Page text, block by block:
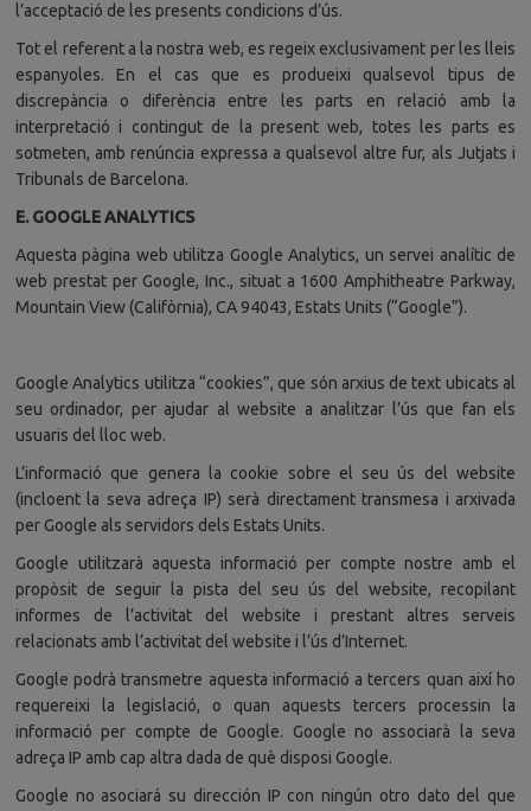
l’acceptació de les presents condicions d’ús.
Tot el referent a la nostra web, es regeix exclusivament per les lleis
espanyoles. En el cas que es produeixi qualsevol tipus de
discrepància o diferència entre les parts en relació amb la
interpretació i contingut de la present web, totes les parts es
sotmeten, amb renúncia expressa a qualsevol altre fur, als Jutjats i
Tribunals de Barcelona.
E. GOOGLE ANALYTICS
Aquesta pàgina web utilitza Google Analytics, un servei analític de
web prestat per Google, Inc., situat a 1600 Amphitheatre Parkway,
Mountain View (Califòrnia), CA 94043, Estats Units (“Google”).
Google Analytics utilitza “cookies”, que són arxius de text ubicats al
seu ordinador, per ajudar al website a analitzar l’ús que fan els
usuaris del lloc web.
L’informació que genera la cookie sobre el seu ús del website
(incloent la seva adreça IP) serà directament transmesa i arxivada
per Google als servidors dels Estats Units.
Google utilitzarà aquesta informació per compte nostre amb el
propòsit de seguir la pista del seu ús del website, recopilant
informes de l’activitat del website i prestant altres serveis
relacionats amb l’activitat del website i l’ús d’Internet.
Google podrà transmetre aquesta informació a tercers quan així ho
requereixi la legislació, o quan aquests tercers processin la
informació per compte de Google. Google no associarà la seva
adreça IP amb cap altra dada de què disposi Google.
Google no asociará su dirección IP con ningún otro dato del que